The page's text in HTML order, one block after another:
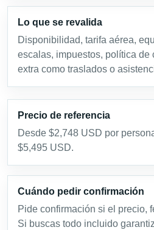
Lo que se revalida
Disponibilidad, tarifa aérea,
escalas, impuestos, política de
extra como traslados o
Precio de referencia
Desde $2,748 USD por
$5,495 USD.
Cuándo pedir confirmación
Pide confirmación si el precio,
Si buscas todo incluido